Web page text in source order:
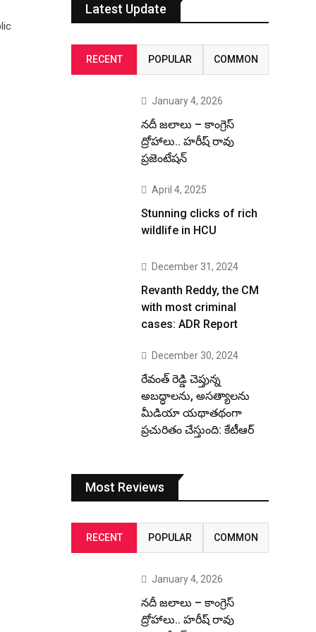
Latest Update
RECENT POPULAR COMMON
January 4, 2026
నదీ జలాలు – కాంగ్రెస్
ద్రోహాలు.. హరీష్ రావు
ప్రజెంటేషన్
April 4, 2025
Stunning clicks of rich
wildlife in HCU
December 31, 2024
Revanth Reddy, the CM
with most criminal
cases: ADR Report
December 30, 2024
రేవంత్ రెడ్డి చెప్తున్న
అబద్ధాలను, అసత్యాలను
మీడియా యథాతథంగా
ప్రచురితం చేస్తుంది: కేటీఆర్
Most Reviews
RECENT POPULAR COMMON
January 4, 2026
నదీ జలాలు – కాంగ్రెస్
ద్రోహాలు.. హరీష్ రావు